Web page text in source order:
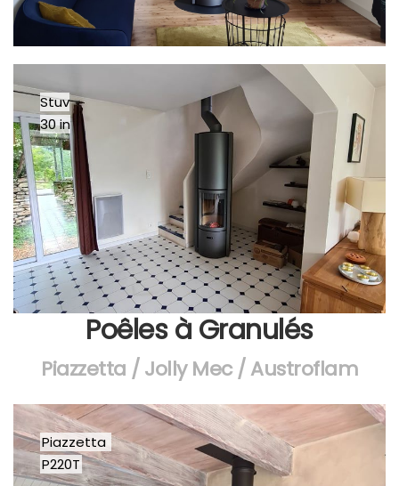
Stuv
30 in
Poêles à Granulés
Piazzetta / Jolly Mec / Austroflam
Piazzetta
P220T